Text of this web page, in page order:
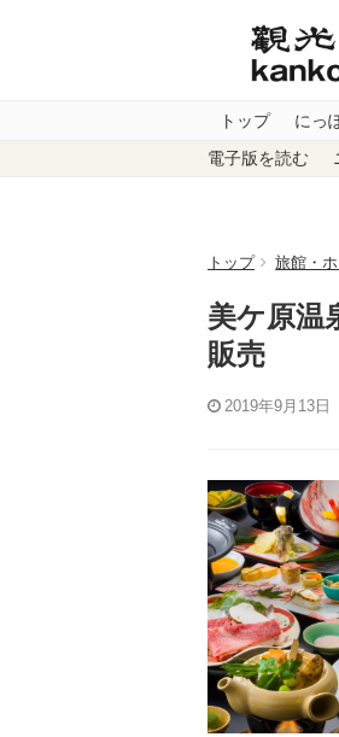
トップ にっ
電子版を読む
トップ 旅館・
美ケ原温
販売
2019年9月13日